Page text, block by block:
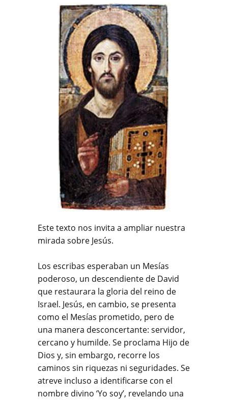
Este texto nos invita a ampliar nuestra
mirada sobre Jesús.
Los escribas esperaban un Mesías
poderoso, un descendiente de David
que restaurara la gloria del reino de
Israel. Jesús, en cambio, se presenta
como el Mesías prometido, pero de
una manera desconcertante: servidor,
cercano y humilde. Se proclama Hijo de
Dios y, sin embargo, recorre los
caminos sin riquezas ni seguridades. Se
atreve incluso a identificarse con el
nombre divino ‘Yo soy’, revelando una